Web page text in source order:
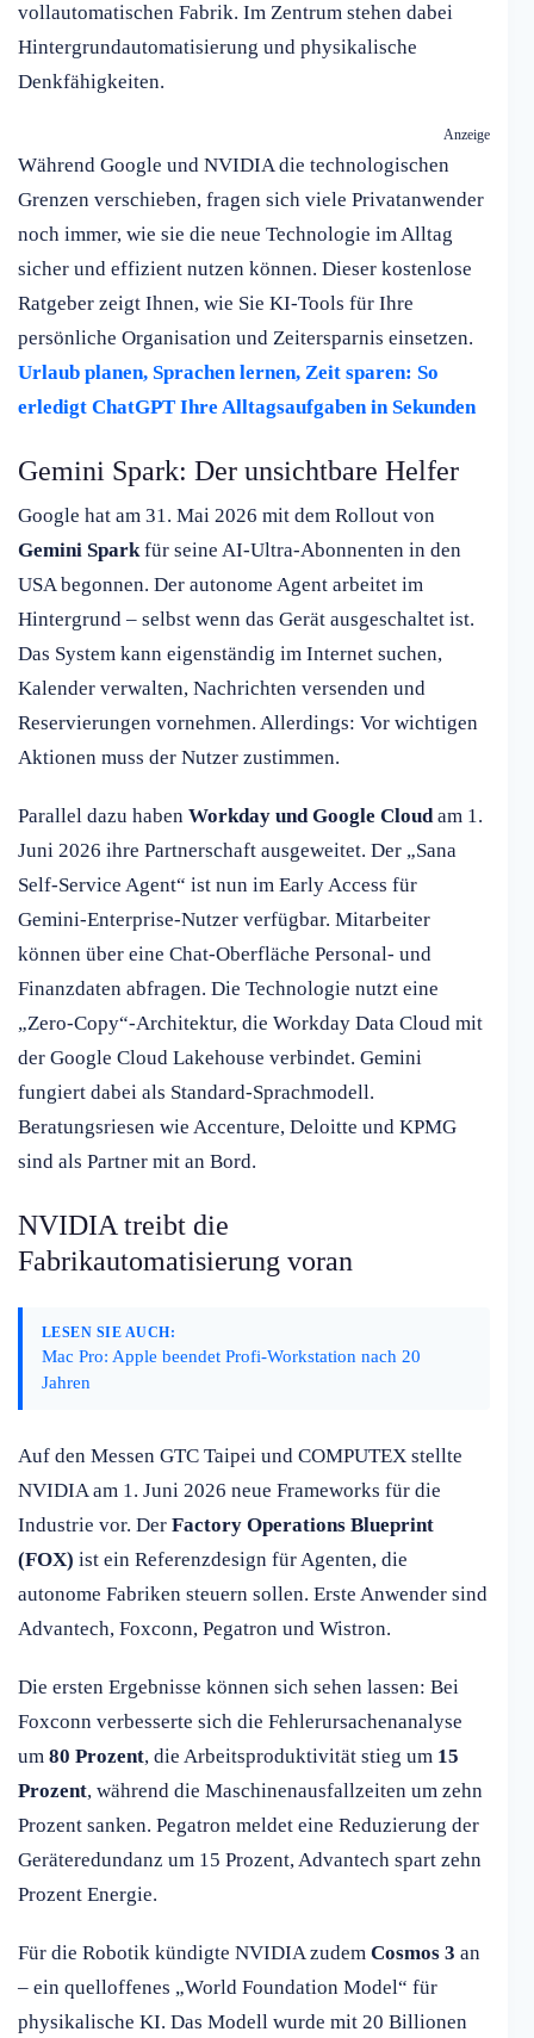
vollautomatischen Fabrik. Im Zentrum stehen dabei
Hintergrundautomatisierung und physikalische
Denkfähigkeiten.
Anzeige
Während Google und NVIDIA die technologischen
Grenzen verschieben, fragen sich viele Privatanwender
noch immer, wie sie die neue Technologie im Alltag
sicher und effizient nutzen können. Dieser kostenlose
Ratgeber zeigt Ihnen, wie Sie KI-Tools für Ihre
persönliche Organisation und Zeitersparnis einsetzen.
Urlaub planen, Sprachen lernen, Zeit sparen: So
erledigt ChatGPT Ihre Alltagsaufgaben in Sekunden
Gemini Spark: Der unsichtbare Helfer
Google hat am 31. Mai 2026 mit dem Rollout von
Gemini Sparkfür seine AI-Ultra-Abonnenten in den
USA begonnen. Der autonome Agent arbeitet im
Hintergrund – selbst wenn das Gerät ausgeschaltet ist.
Das System kann eigenständig im Internet suchen,
Kalender verwalten, Nachrichten versenden und
Reservierungen vornehmen. Allerdings: Vor wichtigen
Aktionen muss der Nutzer zustimmen.
Parallel dazu haben Workday und Google Cloudam 1.
Juni 2026 ihre Partnerschaft ausgeweitet. Der „Sana
Self-Service Agent“ ist nun im Early Access für
Gemini-Enterprise-Nutzer verfügbar. Mitarbeiter
können über eine Chat-Oberfläche Personal- und
Finanzdaten abfragen. Die Technologie nutzt eine
„Zero-Copy“-Architektur, die Workday Data Cloud mit
der Google Cloud Lakehouse verbindet. Gemini
fungiert dabei als Standard-Sprachmodell.
Beratungsriesen wie Accenture, Deloitte und KPMG
sind als Partner mit an Bord.
NVIDIA treibt die
Fabrikautomatisierung voran
LESEN SIE AUCH:
Mac Pro: Apple beendet Profi-Workstation nach 20
Jahren
Auf den Messen GTC Taipei und COMPUTEX stellte
NVIDIA am 1. Juni 2026 neue Frameworks für die
Industrie vor. Der Factory Operations Blueprint
(FOX) ist ein Referenzdesign für Agenten, die
autonome Fabriken steuern sollen. Erste Anwender sind
Advantech, Foxconn, Pegatron und Wistron.
Die ersten Ergebnisse können sich sehen lassen: Bei
Foxconn verbesserte sich die Fehlerursachenanalyse
um 80 Prozent, die Arbeitsproduktivität stieg um 15
Prozent, während die Maschinenausfallzeiten um zehn
Prozent sanken. Pegatron meldet eine Reduzierung der
Geräteredundanz um 15 Prozent, Advantech spart zehn
Prozent Energie.
Für die Robotik kündigte NVIDIA zudem Cosmos 3 an
– ein quelloffenes „World Foundation Model“ für
physikalische KI. Das Modell wurde mit 20 Billionen